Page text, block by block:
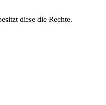
diese die Rechte.